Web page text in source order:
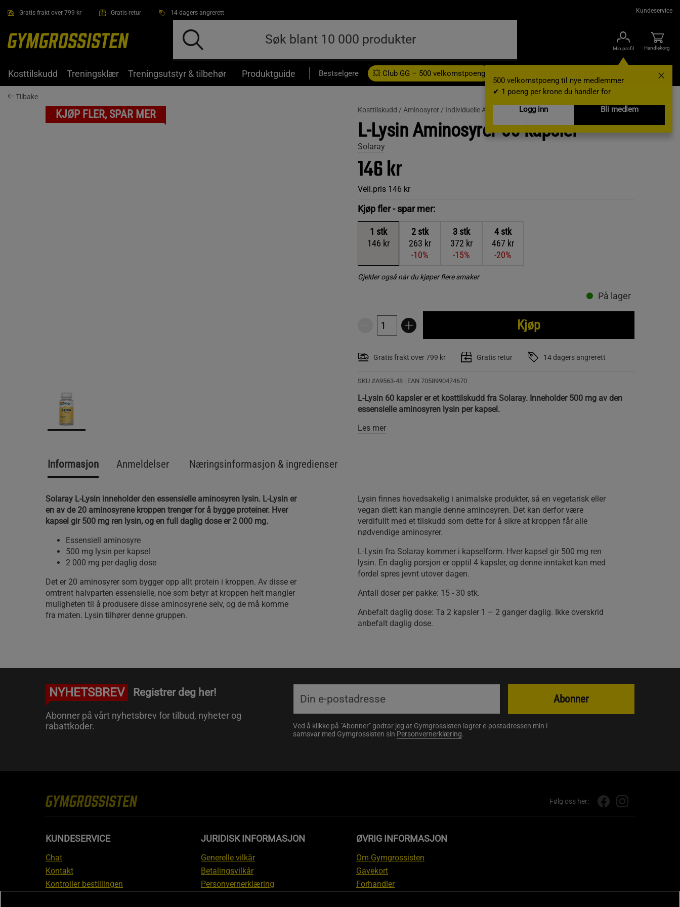
Gratis frakt over 799 kr Gratis retur 14 dagers angrerett Kundeservice
Min profil
500 velkomstpoeng til nye medlemmer
✔ 1 poeng per krone du handler for
Logg inn
Bli medlem
Handlekorg
Kosttilskudd Treningsklær Treningsutstyr & tilbehør Produktguide Bestselgere 💥 Club GG – 500 velkomstpoeng Gavekort
Tilbake
KJØP FLER, SPAR MER Kosttilskudd / Aminosyrer / Individuelle Aminosyrer
L-Lysin Aminosyrer 60 kapsler
Solaray
146 kr
Veil.pris 146 kr
Kjøp fler - spar mer:
1 stk
146 kr
2stk
263 kr
-10%
3stk
372 kr
-15%
4stk
467 kr
-20%
Gjelder også når du kjøper flere smaker
På lager
Kjøp
Gratis frakt over 799 kr Gratis retur 14 dagers angrerett
SKU #A9563-48 | EAN 7058990474670
L-Lysin 60 kapsler er et kosttilskudd fra Solaray. Inneholder 500 mg av den
essensielle aminosyren lysin per kapsel.
Les mer
Informasjon Anmeldelser Næringsinformasjon & ingredienser
Solaray L-Lysin inneholder den essensielle aminosyren lysin. L-Lysin er
en av de 20 aminosyrene kroppen trenger for å bygge proteiner. Hver
kapsel gir 500 mg ren lysin, og en full daglig dose er 2 000 mg.
Essensiell aminosyre
500 mg lysin per kapsel
2 000 mg per daglig dose
Det er 20 aminosyrer som bygger opp allt protein i kroppen. Av disse er
omtrent halvparten essensielle, noe som betyr at kroppen helt mangler
muligheten til å produsere disse aminosyrene selv, og de må komme
fra maten. Lysin tilhører denne gruppen.
Lysin finnes hovedsakelig i animalske produkter, så en vegetarisk eller
vegan diett kan mangle denne aminosyren. Det kan derfor være
verdifullt med et tilskudd som dette for å sikre at kroppen får alle
nødvendige aminosyrer.
L-Lysin fra Solaray kommer i kapselform. Hver kapsel gir 500 mg ren
lysin. En daglig porsjon er opptil 4 kapsler, og denne inntaket kan med
fordel spres jevnt utover dagen.
Antall doser per pakke: 15 - 30 stk.
Anbefalt daglig dose: Ta 2 kapsler 1 – 2 ganger daglig. Ikke overskrid
anbefalt daglig dose.
NYHETSBREV Registrer deg her!
Abonner på vårt nyhetsbrev for tilbud, nyheter og
rabattkoder.
Ved å klikke på "Abonner" godtar jeg at Gymgrossisten lagrer e-postadressen min i
samsvar med Gymgrossisten sin Personvernerklæring.
Abonner
Følg oss her:
KUNDESERVICE
Chat
Kontakt
Kontroller bestillingen
JURIDISK INFORMASJON
Generelle vilkår
Betalingsvilkår
Personvernerklæring
ØVRIG INFORMASJON
Om Gymgrossisten
Gavekort
Forhandler